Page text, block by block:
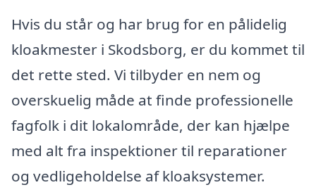
Hvis du står og har brug for en pålidelig
kloakmester i Skodsborg, er du kommet til
det rette sted. Vi tilbyder en nem og
overskuelig måde at finde professionelle
fagfolk i dit lokalområde, der kan hjælpe
med alt fra inspektioner til reparationer
og vedligeholdelse af kloaksystemer.